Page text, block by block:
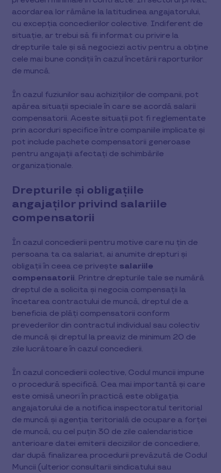
acordarea lor rămâne la latitudinea angajatorului,
cu excepția concedierilor colective. Indiferent de
situație, ar trebui să fii informat cu privire la
drepturile tale și să negociezi activ pentru a obține
cele mai bune condiții în cazul încetării raporturilor
de muncă.
În cazul fuziunilor sau achizițiilor de companii, pot
apărea situații speciale în care se acordă salarii
compensatorii. Aceste situații pot fi reglementate
prin acorduri specifice între companiile implicate și
pot include pachete compensatorii generoase
pentru angajații afectați de schimbările
organizaționale.
Drepturile și obligațiile
angajaților privind salariile
compensatorii
În cazul concedierii pentru motive care nu țin de
persoana ta ca salariat, ai anumite drepturi și
obligații în ceea ce privește salariile
compensatorii. Printre drepturile tale se numără
dreptul de a solicita și negocia compensații la
încetarea contractului de muncă, dreptul de a
beneficia de plăți compensatorii conform
prevederilor din contractul individual sau colectiv
de muncă și dreptul la preaviz de minimum 20 de
zile lucrătoare în cazul concedierii.
În cazul concedierii colective, Codul muncii impune
o procedură specifică. Cea mai importantă şi care
este omisă uneori în practică este obligaţia
angajatorului de a notifica inspectoratul teritorial
de muncă şi agenția teritorială de ocupare a forței
de muncă, cu cel puțin 30 de zile calendaristice
anterioare datei emiterii deciziilor de concediere,
dar după finalizarea procedurii prevăzută de Codul
Muncii (ulterior consultarii sindicatului sau